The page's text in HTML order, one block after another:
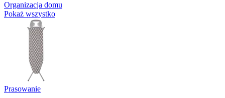
Organizacja domu
Pokaż wszystko
Prasowanie